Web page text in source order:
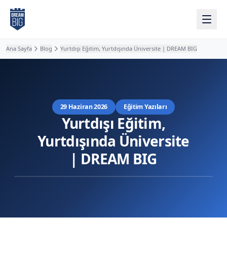
Ana içeriğe atla
Ana Sayfa Blog Yurtdışı Eğitim, Yurtdışında Üniversite | DREAM BIG
29 Haziran 2026 Eğitim Yazıları
Yurtdışı Eğitim,
Yurtdışında Üniversite
| DREAM BIG